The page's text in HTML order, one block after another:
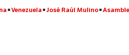
Venezuela José Raúl Mulino